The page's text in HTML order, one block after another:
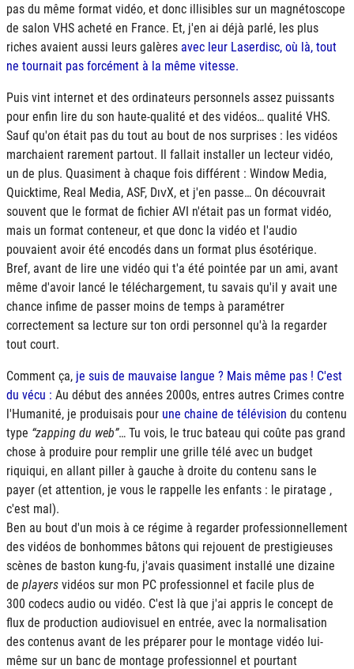
pas du même format vidéo, et donc illisibles sur un magnétoscope
de salon VHS acheté en France. Et, j'en ai déjà parlé, les plus
riches avaient aussi leurs galères avec leur Laserdisc, où là, tout
ne tournait pas forcément à la même vitesse.
Puis vint internet et des ordinateurs personnels assez puissants
pour enfin lire du son haute-qualité et des vidéos… qualité VHS.
Sauf qu'on était pas du tout au bout de nos surprises : les vidéos
marchaient rarement partout. Il fallait installer un lecteur vidéo,
un de plus. Quasiment à chaque fois différent : Window Media,
Quicktime, Real Media, ASF, DivX, et j'en passe… On découvrait
souvent que le format de fichier AVI n'était pas un format vidéo,
mais un format conteneur, et que donc la vidéo et l'audio
pouvaient avoir été encodés dans un format plus ésotérique.
Bref, avant de lire une vidéo qui t'a été pointée par un ami, avant
même d'avoir lancé le téléchargement, tu savais qu'il y avait une
chance infime de passer moins de temps à paramétrer
correctement sa lecture sur ton ordi personnel qu'à la regarder
tout court.
Comment ça, je suis de mauvaise langue ? Mais même pas ! C'est
du vécu : Au début des années 2000s, entres autres Crimes contre
l'Humanité, je produisais pour une chaine de télévision du contenu
type zapping du web … Tu vois, le truc bateau qui coûte pas grand
chose à produire pour remplir une grille télé avec un budget
riquiqui, en allant piller à gauche à droite du contenu sans le
payer (et attention, je vous le rappelle les enfants : le piratage ,
c'est mal).
Ben au bout d'un mois à ce régime à regarder professionnellement
des vidéos de bonhommes bâtons qui rejouent de prestigieuses
scènes de baston kung-fu, j'avais quasiment installé une dizaine
de players vidéos sur mon PC professionnel et facile plus de
300 codecs audio ou vidéo. C'est là que j'ai appris le concept de
flux de production audiovisuel en entrée, avec la normalisation
des contenus avant de les préparer pour le montage vidéo lui-
même sur un banc de montage professionnel et pourtant